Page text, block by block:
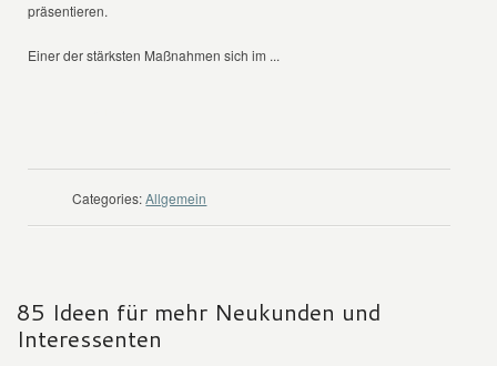
präsentieren.
Einer der stärksten Maßnahmen sich im ...
Categories: Allgemein
85 Ideen für mehr Neukunden und
Interessenten